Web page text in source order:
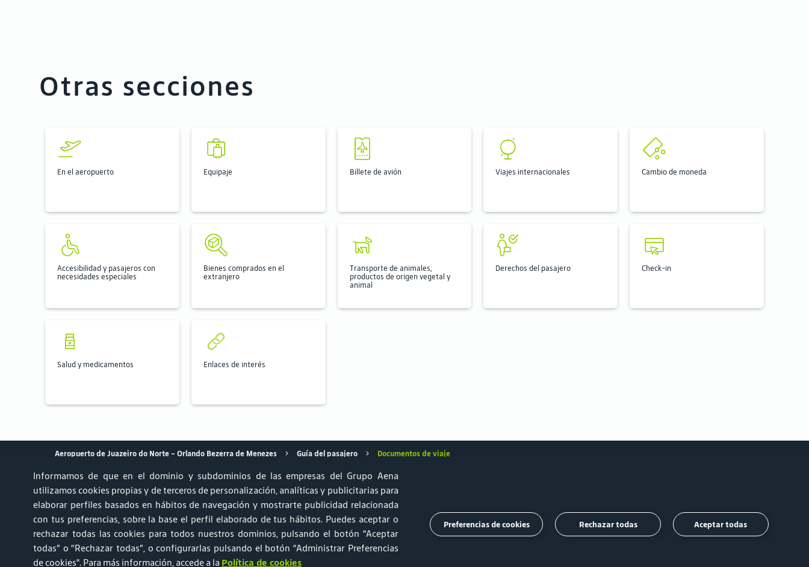
Otras secciones
En el aeropuerto Equipaje Billete de avión Viajes internacionales Cambio de moneda
Accesibilidad y pasajeros con
necesidades especiales
Bienes comprados en el
extranjero
Transporte de animales,
productos de origen vegetal y
animal
Derechos del pasajero Check-in
Salud y medicamentos Enlaces de interés
Aeropuerto de Juazeiro do Norte – Orlando Bezerra de Menezes Guía del pasajero Documentos de viaje
Ouvidoria
Achados & Perdidos Relato AVSEC Ruído Aeronáutico e Sustentabilidade Estacionamento
Portal do Titular de Dados Pessoais Central de Atendimento Trabalhe Conosco Imprensa
Siga-
nos
Informamos de que en el dominio y subdominios de las empresas del Grupo Aena
utilizamos cookies propias y de terceros de personalización, analíticas y publicitarias para
elaborar perfiles basados en hábitos de navegación y mostrarte publicidad relacionada
con tus preferencias, sobre la base el perfil elaborado de tus hábitos. Puedes aceptar o
rechazar todas las cookies para todos nuestros dominios, pulsando el botón “Aceptar
todas” o “Rechazar todas”, o configurarlas pulsando el botón “Administrar Preferencias
de cookies". Para más información, accede a la Política de cookies
Preferencias de cookies Rechazar todas Aceptar todas